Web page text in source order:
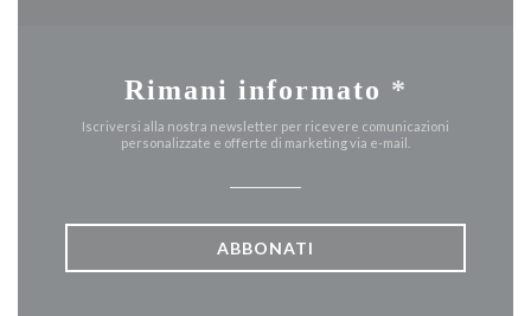
Rimani informato *
Iscriversi alla nostra newsletter per ricevere comunicazioni
personalizzate e offerte di marketing via e-mail.
ABBONATI